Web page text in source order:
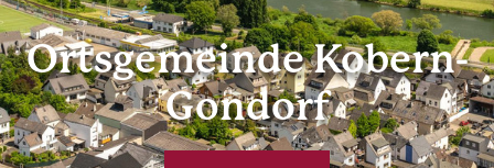
Ortsgemeinde Kobern-
Gondorf